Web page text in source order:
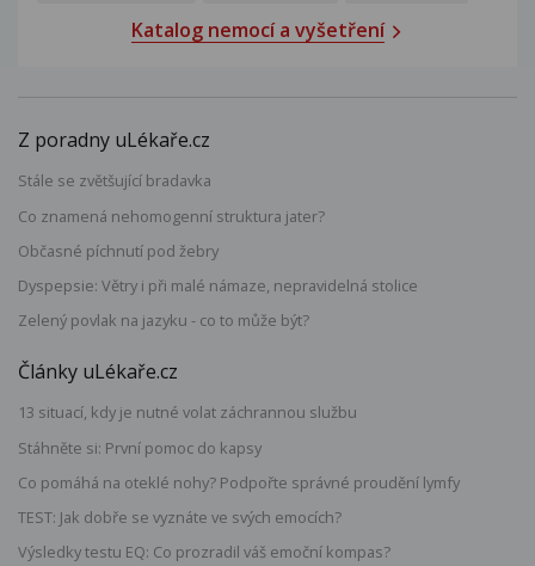
Katalog nemocí a vyšetření
Z poradny uLékaře.cz
Stále se zvětšující bradavka
Co znamená nehomogenní struktura jater?
Občasné píchnutí pod žebry
Dyspepsie: Větry i při malé námaze, nepravidelná stolice
Zelený povlak na jazyku - co to může být?
Články uLékaře.cz
13 situací, kdy je nutné volat záchrannou službu
Stáhněte si: První pomoc do kapsy
Co pomáhá na oteklé nohy? Podpořte správné proudění lymfy
TEST: Jak dobře se vyznáte ve svých emocích?
Výsledky testu EQ: Co prozradil váš emoční kompas?